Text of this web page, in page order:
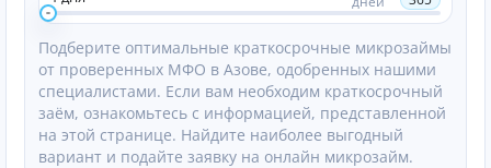
Подберите оптимальные краткосрочные микрозаймы
от проверенных МФО в Азове, одобренных нашими
специалистами. Если вам необходим краткосрочный
заём, ознакомьтесь с информацией, представленной
на этой странице. Найдите наиболее выгодный
вариант и подайте заявку на онлайн микрозайм.